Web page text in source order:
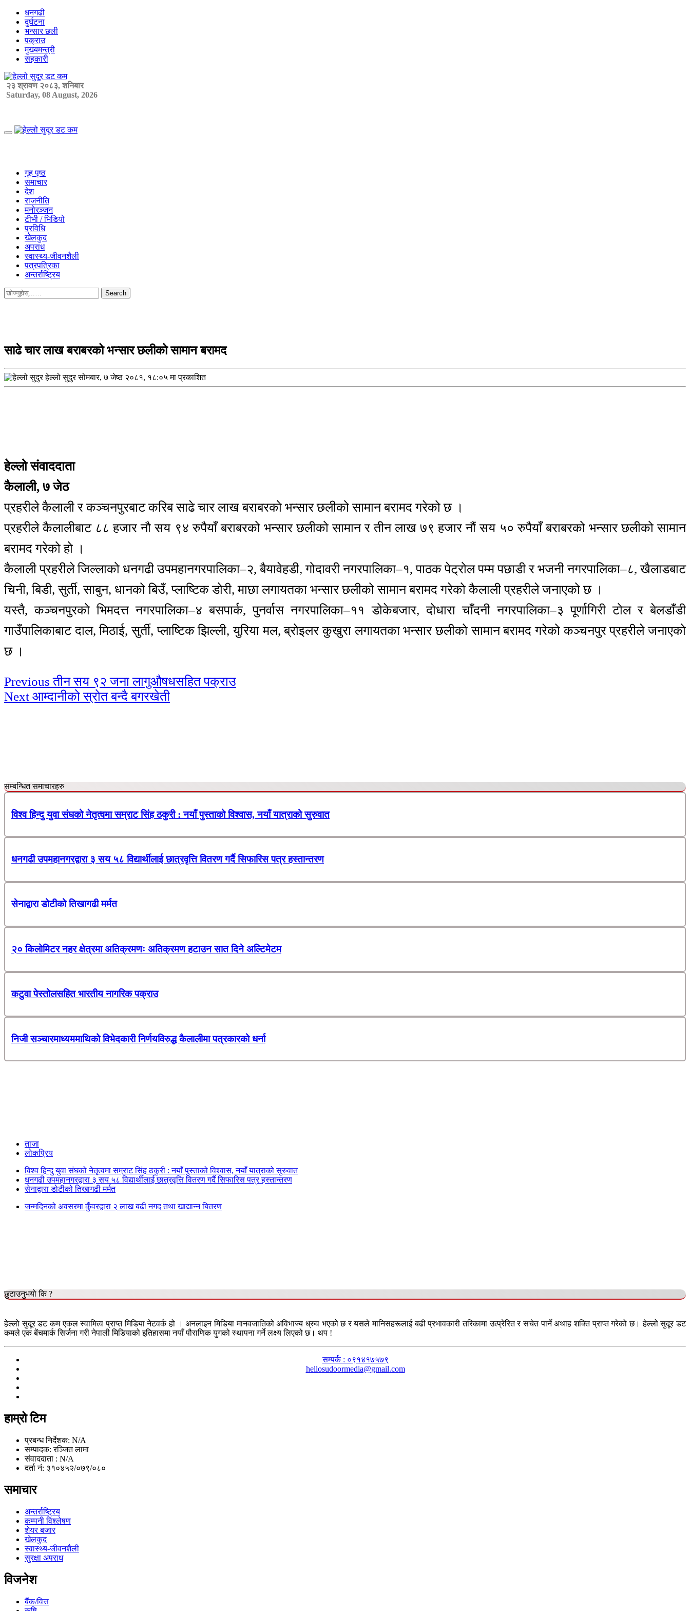
Skip
content
धनगढी
दुर्घटना
भन्सार छली
पक्राउ
मुख्यमन्त्री
सहकारी
२३ श्रावण २०८३, शनिबार
Saturday, 08 August, 2026
Primary
गृह पृष्ठ
समाचार
देश
राजनीति
मनोरञ्जन
टीभी / भिडियो
प्रविधि
खेलकुद
अपराध
स्वास्थ्य-जीवनशैली
पत्रपत्रिका
अन्तर्राष्ट्रिय
Search
for:
साढे चार लाख बराबरको भन्सार छलीको सामान बरामद
हेल्लो सुदुर सोमबार, ७ जेष्ठ २०८१, १८:०५ मा प्रकाशित
हेल्लो संवाददाता
कैलाली, ७ जेठ
प्रहरीले कैलाली र कञ्चनपुरबाट करिब साढे चार लाख बराबरको भन्सार छलीको सामान बरामद गरेको छ ।
प्रहरीले कैलालीबाट ८८ हजार नौ सय ९४ रुपैयाँ बराबरको भन्सार छलीको सामान र तीन लाख ७९ हजार नौं सय ५० रुपैयाँ बराबरको भन्सार छलीको सामान
बरामद गरेको हो ।
कैलाली प्रहरीले जिल्लाको धनगढी उपमहानगरपालिका–२, बैयावेहडी, गोदावरी नगरपालिका–१, पाठक पेट्रोल पम्म पछाडी र भजनी नगरपालिका–८, खैलाडबाट
चिनी, बिडी, सुर्ती, साबुन, धानको बिउँ, प्लाष्टिक डोरी, माछा लगायतका भन्सार छलीको सामान बरामद गरेको कैलाली प्रहरीले जनाएको छ ।
यस्तै, कञ्चनपुरको भिमदत्त नगरपालिका–४ बसपार्क, पुनर्वास नगरपालिका–११ डोकेबजार, दोधारा चाँदनी नगरपालिका–३ पूर्णागिरी टोल र बेलडाँडी
गाउँपालिकाबाट दाल, मिठाई, सुर्ती, प्लाष्टिक झिल्ली, युरिया मल, ब्रोइलर कुखुरा लगायतका भन्सार छलीको सामान बरामद गरेको कञ्चनपुर प्रहरीले जनाएको
छ ।
Continue
Reading
Previous तीन सय ९२ जना लागुऔषधसहित पक्राउ
Next आम्दानीको स्रोत बन्दै बगरखेती
सम्बन्धित समाचारहरु
विश्व हिन्दु युवा संघको नेतृत्वमा सम्राट सिंह ठकुरी : नयाँ पुस्ताको विश्वास, नयाँ यात्राको सुरुवात
धनगढी उपमहानगरद्वारा ३ सय ५८ विद्यार्थीलाई छात्रवृत्ति वितरण गर्दै सिफारिस पत्र हस्तान्तरण
सेनाद्वारा डोटीको तिखागढी मर्मत
२० किलोमिटर नहर क्षेत्रमा अतिक्रमणः अतिक्रमण हटाउन सात दिने अल्टिमेटम
कटुवा पेस्तोलसहित भारतीय नागरिक पक्राउ
निजी सञ्चारमाध्यममाथिको विभेदकारी निर्णयविरुद्ध कैलालीमा पत्रकारको धर्ना
ताजा
लोकप्रिय
विश्व हिन्दु युवा संघको नेतृत्वमा सम्राट सिंह ठकुरी : नयाँ पुस्ताको विश्वास, नयाँ यात्राको सुरुवात
धनगढी उपमहानगरद्वारा ३ सय ५८ विद्यार्थीलाई छात्रवृत्ति वितरण गर्दै सिफारिस पत्र हस्तान्तरण
सेनाद्वारा डोटीको तिखागढी मर्मत
जन्मदिनको अवसरमा कुँवरद्वारा २ लाख बढी नगद तथा खाद्यान्न बितरण
छुटाउनुभयो कि ?
हेल्लो सुदूर डट कम एकल स्वामित्व प्राप्त मिडिया नेटवर्क हो । अनलाइन मिडिया मानवजातिको अविभाज्य ध्रुव भएको छ र यसले मानिसहरूलाई बढी प्रभावकारी तरिकामा उत्प्रेरित र सचेत पार्ने अथाह शक्ति प्राप्त गरेको छ। हेल्लो सुदूर डट
कमले एक बेंचमार्क सिर्जना गरी नेपाली मिडियाको इतिहासमा नयाँ पौराणिक युगको स्थापना गर्ने लक्ष्य लिएको छ। थप !
सम्पर्क : ०९१४१७५७९
hellosudoormedia@gmail.com
हाम्रो टिम
प्रबन्ध निर्देशक: N/A
सम्पादक: रञ्जित लामा
संवाददाता : N/A
दर्ता नं: ३१०४५२/०७९/०८०
समाचार
अन्तर्राष्ट्रिय
कम्पनी विश्लेषण
शेयर बजार
खेलकुद
स्वास्थ्य-जीवनशैली
सुरक्षा अपराध
विजनेश
बैंक/वित्त